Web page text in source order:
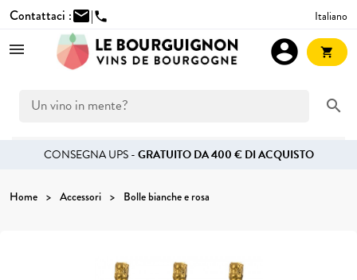
Contattaci :mail|phone Italiano
search
account_circle shopping_cart
CONSEGNA UPS -GRATUITO DA 400 € DI ACQUISTO
Home Accessori Bolle bianche e rosa